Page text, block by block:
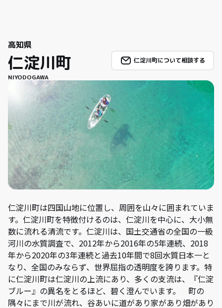
高知県
仁淀川町
NIYODOGAWA
仁淀川町について相談する
仁淀川町は四国山地に位置し、周囲を山々に囲まれていま
す。仁淀川町を特徴付けるのは、仁淀川を中心に、大小無
数に流れる清流です。仁淀川は、国土交通省の全国の一級
河川の水質調査で、2012年から2016年の5年連続、2018
年から2020年の3年連続と過去10年間で8回水質日本一と
なり、全国のみならず、世界屈指の透明度を誇ります。特
に仁淀川町は仁淀川の上流にあり、多くの支流は、『仁淀
ブルー』の異名をとるほど、碧く澄んでいます。 町の
隅々にまで川が流れ、谷あいに道があり家があり畑があり